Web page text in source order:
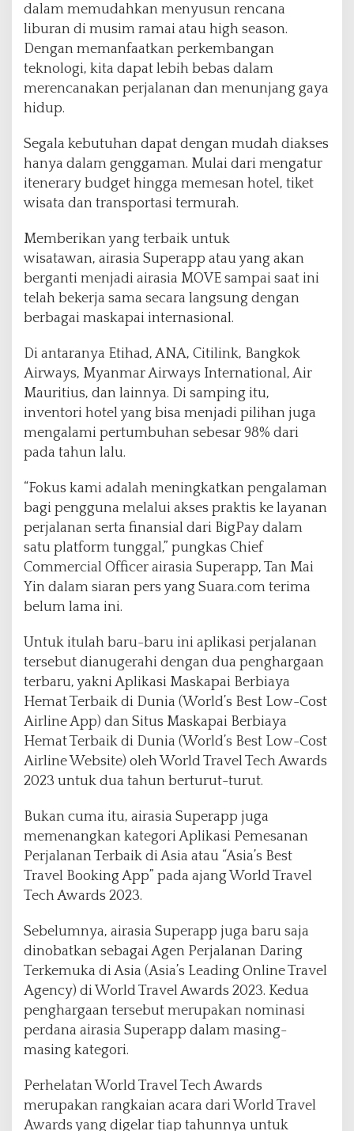
e
u
r
a
l
h
e
p
a
e
a
n
k
h
i
h
u
n
dalam memudahkan menyusun rencana
liburan di musim ramai atau high season.
Dengan memanfaatkan perkembangan
teknologi, kita dapat lebih bebas dalam
merencanakan perjalanan dan menunjang gaya
hidup.
Segala kebutuhan dapat dengan mudah diakses
hanya dalam genggaman. Mulai dari mengatur
itenerary budget hingga memesan hotel, tiket
wisata dan transportasi termurah.
Memberikan yang terbaik untuk
wisatawan, airasia Superapp atau yang akan
berganti menjadi airasia MOVE sampai saat ini
telah bekerja sama secara langsung dengan
berbagai maskapai internasional.
Di antaranya Etihad, ANA, Citilink, Bangkok
Airways, Myanmar Airways International, Air
Mauritius, dan lainnya. Di samping itu,
inventori hotel yang bisa menjadi pilihan juga
mengalami pertumbuhan sebesar 98% dari
pada tahun lalu.
“Fokus kami adalah meningkatkan pengalaman
bagi pengguna melalui akses praktis ke layanan
perjalanan serta finansial dari BigPay dalam
satu platform tunggal,” pungkas Chief
Commercial Officer airasia Superapp, Tan Mai
Yin dalam siaran pers yang Suara.com terima
belum lama ini.
Untuk itulah baru-baru ini aplikasi perjalanan
tersebut dianugerahi dengan dua penghargaan
terbaru, yakni Aplikasi Maskapai Berbiaya
Hemat Terbaik di Dunia (World’s Best Low-Cost
Airline App) dan Situs Maskapai Berbiaya
Hemat Terbaik di Dunia (World’s Best Low-Cost
Airline Website) oleh World Travel Tech Awards
2023 untuk dua tahun berturut-turut.
Bukan cuma itu, airasia Superapp juga
memenangkan kategori Aplikasi Pemesanan
Perjalanan Terbaik di Asia atau “Asia’s Best
Travel Booking App” pada ajang World Travel
Tech Awards 2023.
Sebelumnya, airasia Superapp juga baru saja
dinobatkan sebagai Agen Perjalanan Daring
Terkemuka di Asia (Asia’s Leading Online Travel
Agency) di World Travel Awards 2023. Kedua
penghargaan tersebut merupakan nominasi
perdana airasia Superapp dalam masing-
masing kategori.
Perhelatan World Travel Tech Awards
merupakan rangkaian acara dari World Travel
Awards yang digelar tiap tahunnya untuk